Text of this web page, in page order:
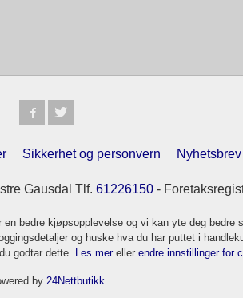
Sikkerhet og personvern Nyhetsbrev
Gausdal Tlf. 61226150-
bedre kjøpsopplevelse og vi kan yte deg bedre
og huske hva du har puttet i
godtar dette. Les mer eller endre innstillinger for
by 24Nettbutikk